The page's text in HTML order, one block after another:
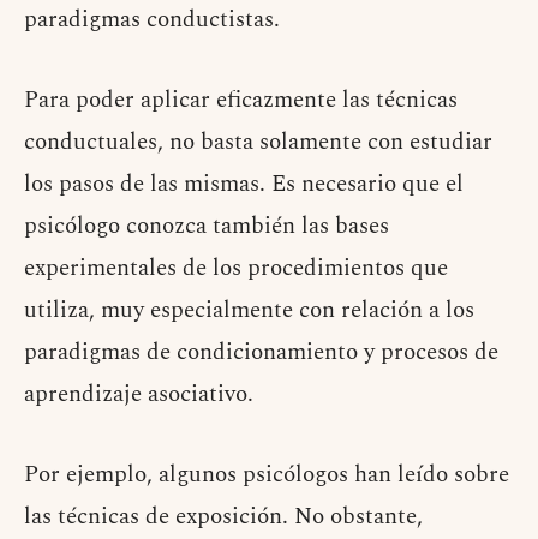
paradigmas conductistas.
Para poder aplicar eficazmente las técnicas
conductuales, no basta solamente con estudiar
los pasos de las mismas. Es necesario que el
psicólogo conozca también las bases
experimentales de los procedimientos que
utiliza, muy especialmente con relación a los
paradigmas de condicionamiento y procesos de
aprendizaje asociativo.
Por ejemplo, algunos psicólogos han leído sobre
las técnicas de exposición. No obstante,